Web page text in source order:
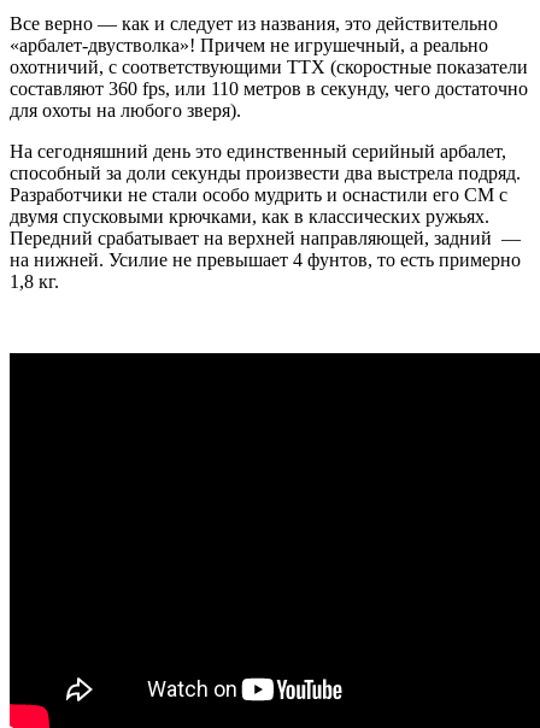
Все верно — как и следует из названия, это действительно
«арбалет-двустволка»! Причем не игрушечный, а реально
охотничий, с соответствующими ТТХ (скоростные показатели
составляют 360 fps, или 110 метров в секунду, чего достаточно
для охоты на любого зверя).
На сегодняшний день это единственный серийный арбалет,
способный за доли секунды произвести два выстрела подряд.
Разработчики не стали особо мудрить и оснастили его СМ с
двумя спусковыми крючками, как в классических ружьях.
Передний срабатывает на верхней направляющей, задний —
на нижней. Усилие не превышает 4 фунтов, то есть примерно
1,8 кг.